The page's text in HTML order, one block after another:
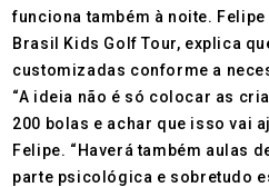
funciona também à noite.
Brasil Kids Golf Tour, explica
customizadas conforme a
“A ideia não é só colocar as
200 bolas e achar que isso vai
Felipe. “Haverá também aulas
parte psicológica e sobretudo